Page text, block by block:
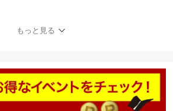
モンサン コカ・イ・フィ
ト トニ・コカ 最高樹齢7
アンドレアス・ラーショ
成
もっと見る